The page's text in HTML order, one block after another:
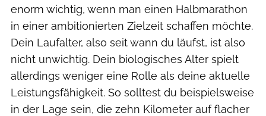
enorm wichtig, wenn man einen Halbmarathon
in einer ambitionierten Zielzeit schaffen möchte.
Dein Laufalter, also seit wann du läufst, ist also
nicht unwichtig. Dein biologisches Alter spielt
allerdings weniger eine Rolle als deine aktuelle
Leistungsfähigkeit. So solltest du beispielsweise
in der Lage sein, die zehn Kilometer auf flacher